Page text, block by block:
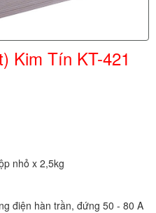
Kim Tín KT-421
nhỏ x 2,5kg
điện hàn trần, đứng 50 - 80 A